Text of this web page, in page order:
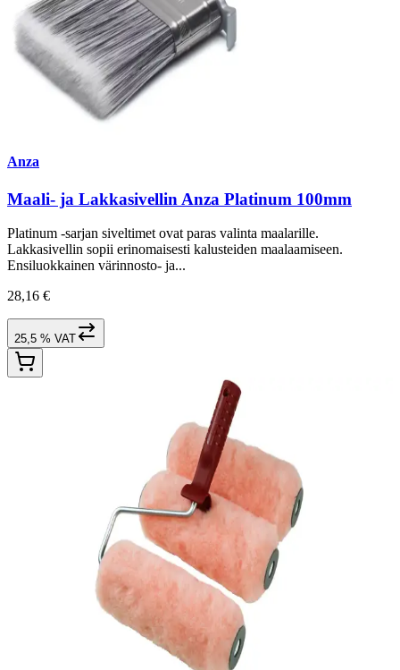
Anza
Maali- ja Lakkasivellin Anza Platinum 100mm
Platinum -sarjan siveltimet ovat paras valinta maalarille.
Lakkasivellin sopii erinomaisesti kalusteiden maalaamiseen.
Ensiluokkainen värinnosto- ja...
28,16 €
25,5 % VAT